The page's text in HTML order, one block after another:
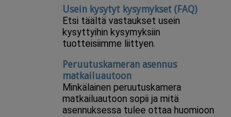
Usein kysytyt kysymykset (FAQ)
Etsi täältä vastaukset usein
kysyttyihin kysymyksiin
tuotteisiimme liittyen.
Peruutuskameran asennus
matkailuautoon
Minkälainen peruutuskamera
matkailuautoon sopii ja mitä
asennuksessa tulee ottaa huomioon